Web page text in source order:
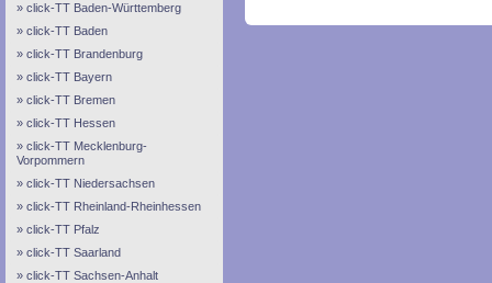
click-TT Baden-Württemberg
click-TT Baden
click-TT Brandenburg
click-TT Bayern
click-TT Bremen
click-TT Hessen
click-TT Mecklenburg-
Vorpommern
click-TT Niedersachsen
click-TT Rheinland-Rheinhessen
click-TT Pfalz
click-TT Saarland
click-TT Sachsen-Anhalt